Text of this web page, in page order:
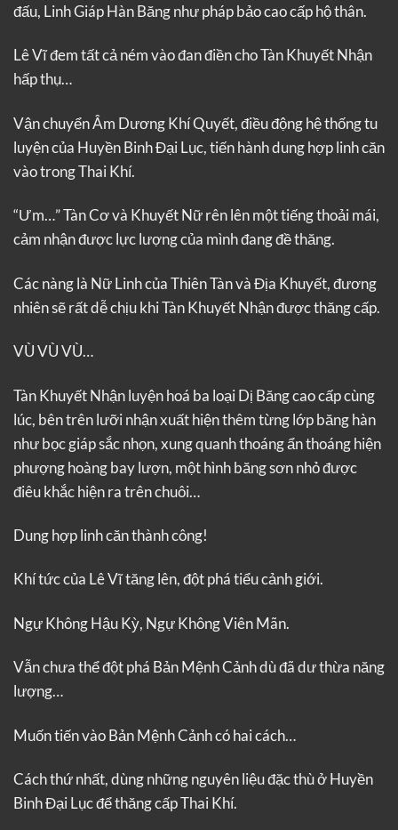
đấu, Linh Giáp Hàn Băng như pháp bảo cao cấp hộ thân.
Lê Vĩ đem tất cả ném vào đan điền cho Tàn Khuyết Nhận
hấp thụ…
Vận chuyển Âm Dương Khí Quyết, điều động hệ thống tu
luyện của Huyền Binh Đại Lục, tiến hành dung hợp linh căn
vào trong Thai Khí.
“Ưm…” Tàn Cơ và Khuyết Nữ rên lên một tiếng thoải mái,
cảm nhận được lực lượng của mình đang đề thăng.
Các nàng là Nữ Linh của Thiên Tàn và Địa Khuyết, đương
nhiên sẽ rất dễ chịu khi Tàn Khuyết Nhận được thăng cấp.
VÙ VÙ VÙ…
Tàn Khuyết Nhận luyện hoá ba loại Dị Băng cao cấp cùng
lúc, bên trên lưỡi nhận xuất hiện thêm từng lớp băng hàn
như bọc giáp sắc nhọn, xung quanh thoáng ẩn thoáng hiện
phượng hoàng bay lượn, một hình băng sơn nhỏ được
điêu khắc hiện ra trên chuôi…
Dung hợp linh căn thành công!
Khí tức của Lê Vĩ tăng lên, đột phá tiểu cảnh giới.
Ngự Không Hậu Kỳ, Ngự Không Viên Mãn.
Vẫn chưa thể đột phá Bản Mệnh Cảnh dù đã dư thừa năng
lượng…
Muốn tiến vào Bản Mệnh Cảnh có hai cách…
Cách thứ nhất, dùng những nguyên liệu đặc thù ở Huyền
Binh Đại Lục để thăng cấp Thai Khí.